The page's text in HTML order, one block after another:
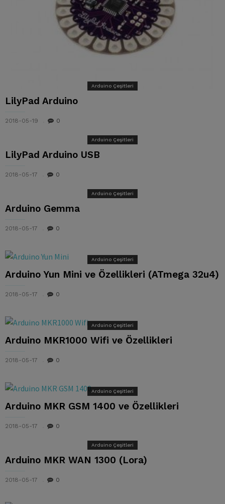
Arduino Çeşitleri
LilyPad Arduino
2018-05-19 0
Arduino Çeşitleri
LilyPad Arduino USB
2018-05-17 0
Arduino Çeşitleri
Arduino Gemma
2018-05-17 0
Arduino Çeşitleri
Arduino Yun Mini ve Özellikleri (ATmega 32u4)
2018-05-17 0
Arduino Çeşitleri
Arduino MKR1000 Wifi ve Özellikleri
2018-05-17 0
Arduino Çeşitleri
Arduino MKR GSM 1400 ve Özellikleri
2018-05-17 0
Arduino Çeşitleri
Arduino MKR WAN 1300 (Lora)
2018-05-17 0